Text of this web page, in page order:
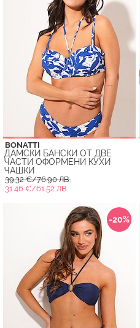
BONATTI
ДАМСКИ БАНСКИ ОТ ДВЕ
ЧАСТИ ОФОРМЕНИ КУХИ
ЧАШКИ
39.32 €/76.90 ЛВ.
31.46 €/61.52 ЛВ.
-20%